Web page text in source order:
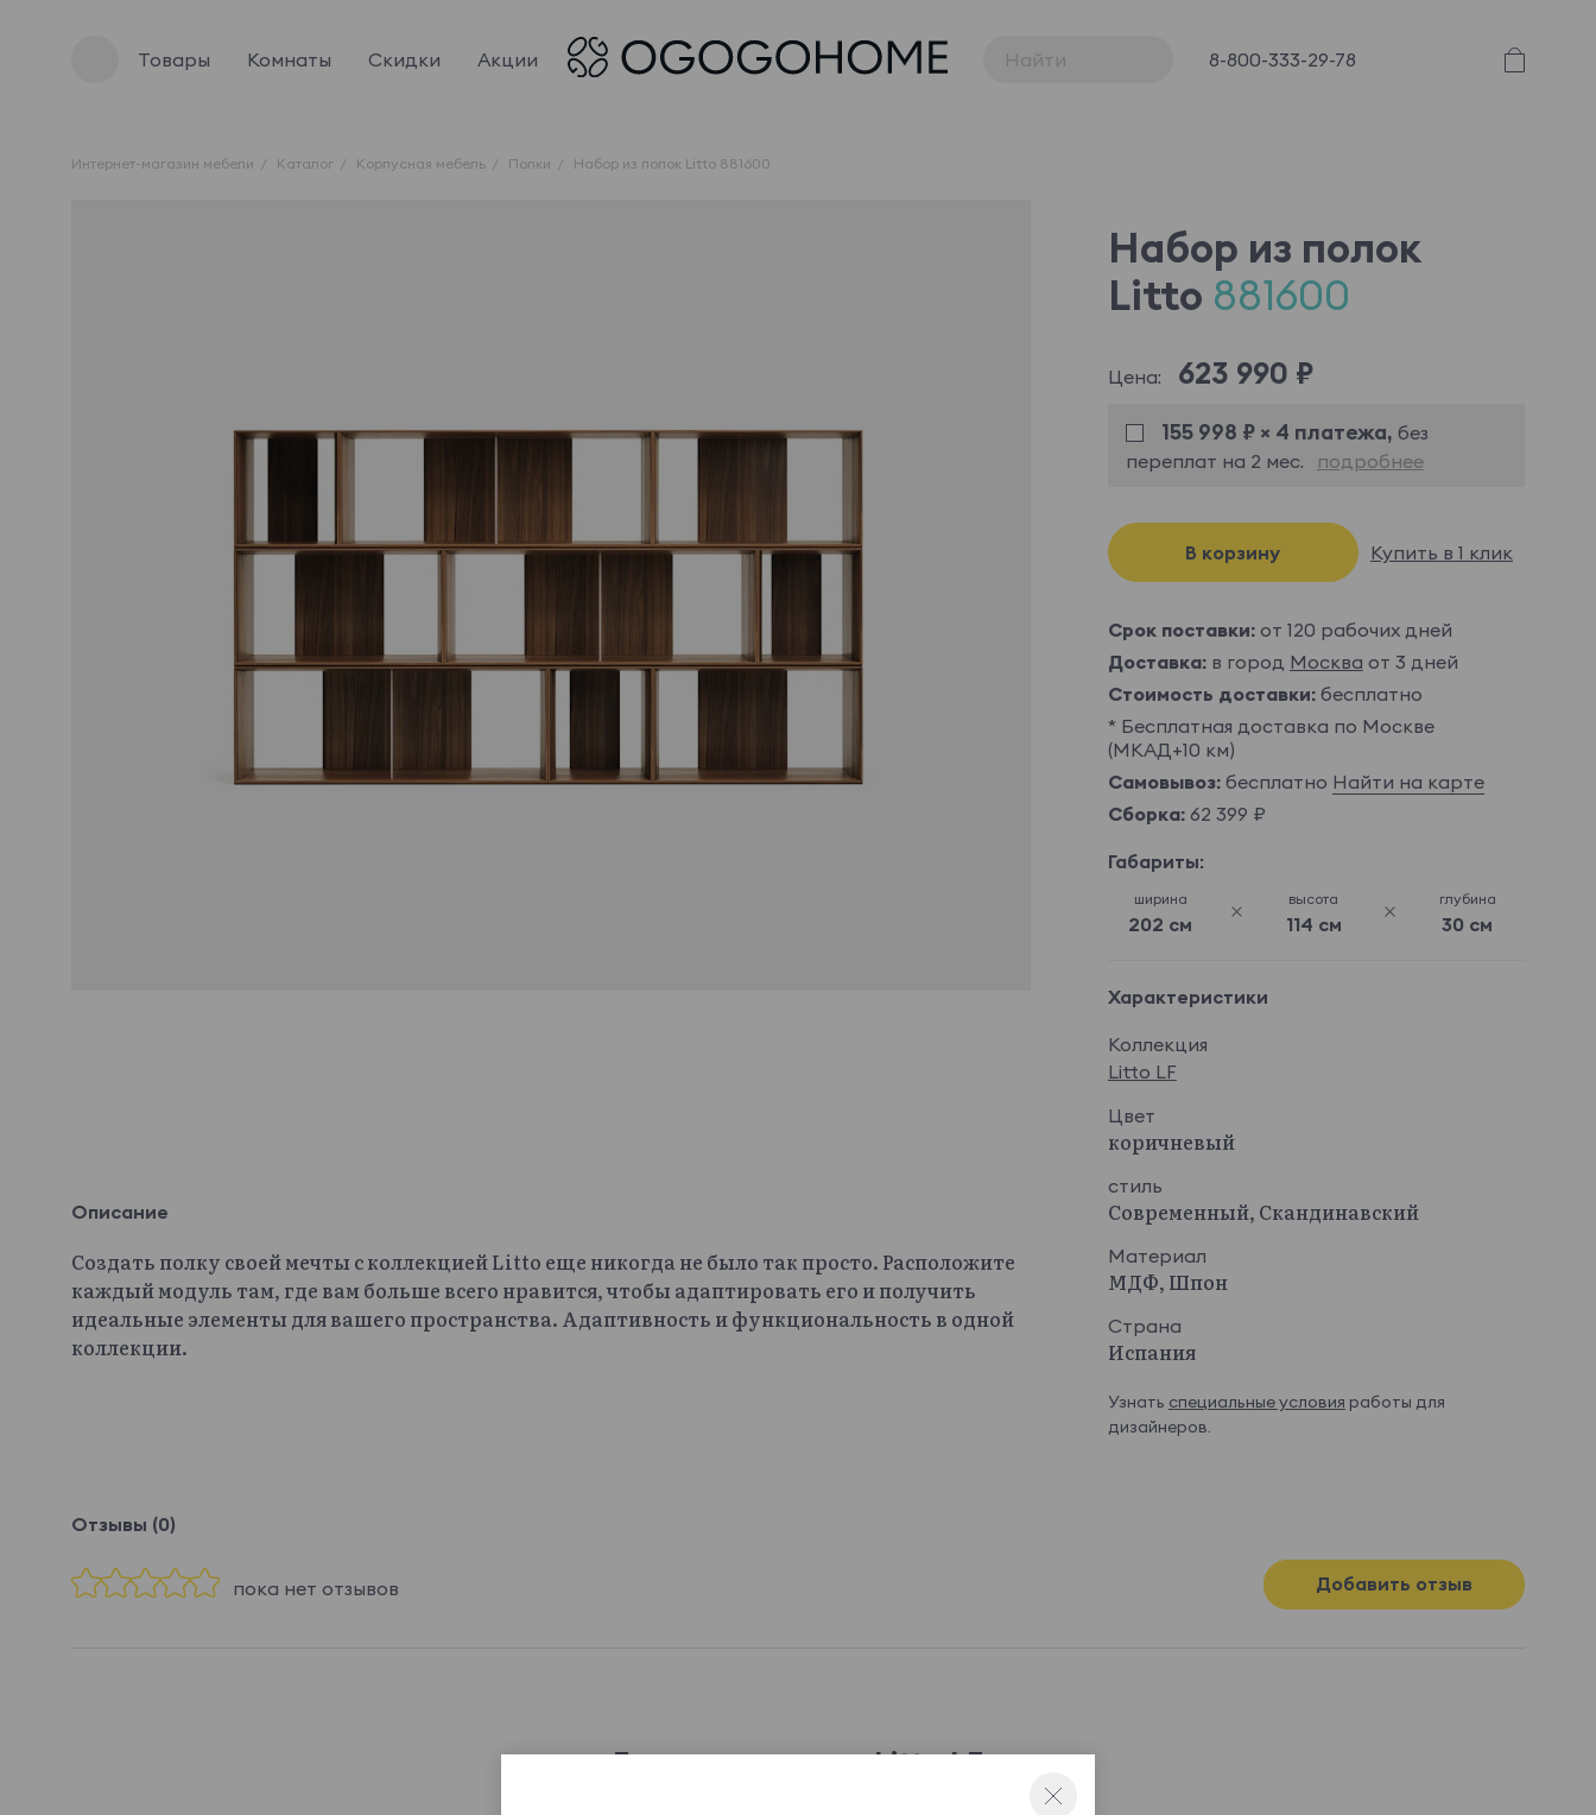
Товары Комнаты Скидки Акции 8-800-333-29-78
Интернет-магазин мебели Каталог Корпусная мебель Полки Набор из полок Litto 881600
Набор из полок
Litto 881600
Цена: 623 990 ₽
155 998 ₽ × 4 платежа, без
переплат на 2 мес.
подробнее
В корзину Купить в 1 клик
Срок поставки:от 120 рабочих дней
Доставка:в город Москва от 3 дней
Стоимость доставки: бесплатно
* Бесплатная доставка по Москве
(МКАД+10 км)
Самовывоз:бесплатно Найти на карте
Сборка:62 399 ₽
Габариты:
ширина
202 см
высота
114 см
глубина
30 см
Характеристики
Коллекция
Litto LF
Цвет
коричневый
стиль
Современный, Скандинавский
Материал
МДФ, Шпон
Страна
Испания
Узнать специальные условия работы для
дизайнеров.
Описание
Создать полку своей мечты с коллекцией Litto еще никогда не было так просто. Расположите
каждый модуль там, где вам больше всего нравится, чтобы адаптировать его и получить
идеальные элементы для вашего пространства. Адаптивность и функциональность в одной
коллекции.
Отзывы (0)
пока нет отзывов Добавить отзыв
Еще в коллекции Litto LF